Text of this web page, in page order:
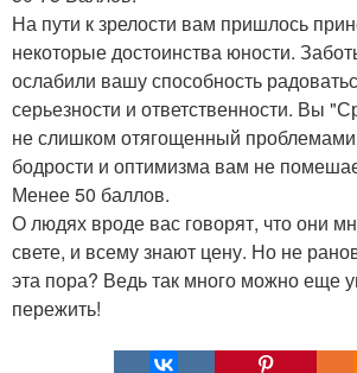
На пути к зрелости вам пришлось
некоторые достоинства юности.
ослабили вашу способность
серьезности и ответственности. Вы
не слишком отягощенный
бодрости и оптимизма вам не
Менее 50 баллов.
О людях вроде вас говорят, что они
свете, и всему знают цену. Но не
эта пора? Ведь так много можно еще
пережить!